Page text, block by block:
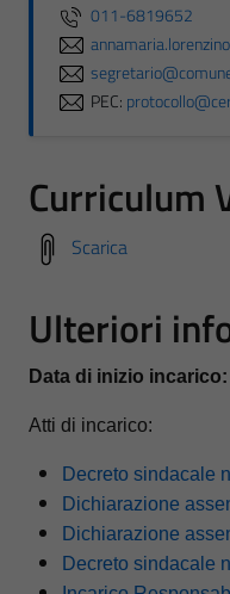
011-6819652
PEC:
Curriculum
Scarica
Ulteriori
Data di inizio incarico:
Atti di incarico:
Decreto sindacale
Dichiarazione
Dichiarazione
Decreto sindacale